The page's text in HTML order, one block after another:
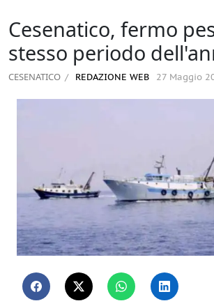
Cesenatico, fermo
stesso periodo
CESENATICO REDAZIONE WEB 27 Maggio